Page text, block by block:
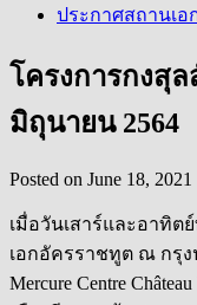
ประกาศสถานเ
โครงการกงสุล
มิถุนายน 2564
Posted on June 18, 2021
เมื่อวันเสาร์และอาทิต
เอกอัครราชทูต ณ กรุ
Mercure Centre